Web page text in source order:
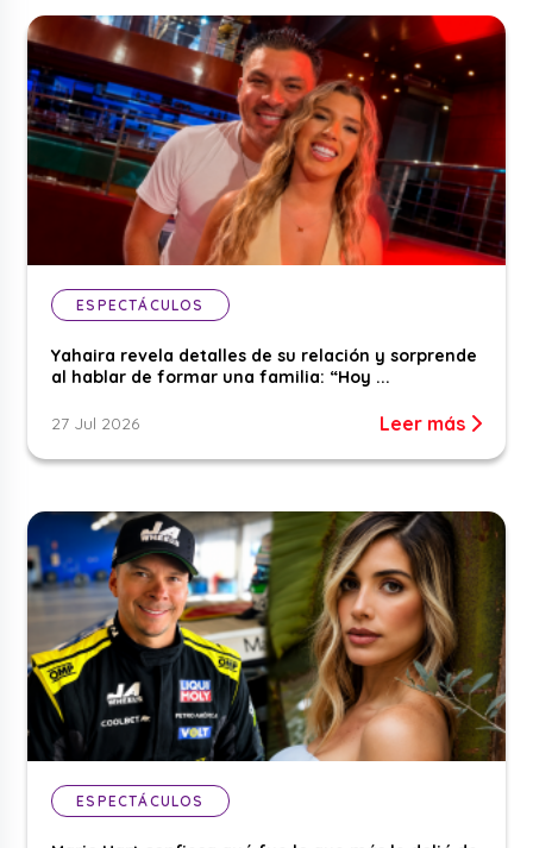
ESPECTÁCULOS
Yahaira revela detalles de su relación y sorprende
al hablar de formar una familia: “Hoy ...
27 Jul 2026 Leer más
ESPECTÁCULOS